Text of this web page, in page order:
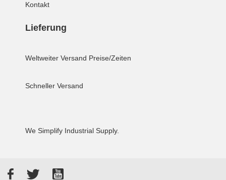
Kontakt
Lieferung
Weltweiter Versand Preise/Zeiten
Schneller Versand
We Simplify Industrial Supply.
FacebookTwitterYouTube